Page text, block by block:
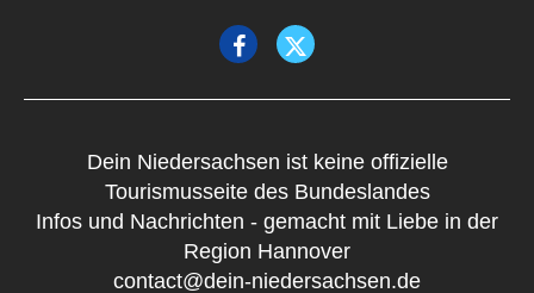
Dein Niedersachsen ist keine offizielle
Tourismusseite des Bundeslandes
Infos und Nachrichten - gemacht mit Liebe in der
Region Hannover
contact@dein-niedersachsen.de